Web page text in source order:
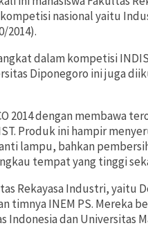
nasional yaitu
2014).
dalam kompetisi
Diponegoro ini juga
dengan membawa
Produk ini hampir
lampu, bahkan
tempat yang tinggi
Rekayasa Industri, yaitu
timnya INEM PS. Mereka
dan Universitas